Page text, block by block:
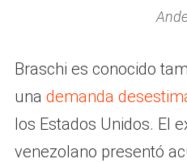
Braschi es conocido
una demanda
los Estados Unidos. El
venezolano presentó